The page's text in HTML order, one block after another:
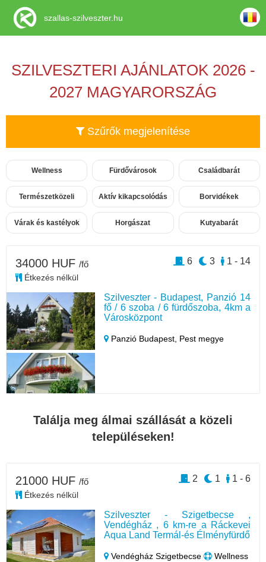
SZILVESZTERI AJÁNLATOK 2026 -
2027 MAGYARORSZÁG
Szűrők megjelenítése
Wellness Fürdővárosok Családbarát
Természetközeli Aktív kikapcsolódás Borvidékek
Várak és kastélyok Horgászat Kutyabarát
Szilveszter - Budapest, Panzió 14
fő / 6 szoba / 6 fürdőszoba, 4km a
Városközpont
Panzió Budapest, Pest megye
34000 HUF /fő
Étkezés nélkül
1 - 14
3
6
Találja meg álmai szállását a közeli
településeken!
Szilveszter - Szigetbecse ,
Vendégház , 6 km-re a Ráckevei
Aqua Land Termál-és Élményfürdő
Vendégház Szigetbecse
Wellness
21000 HUF /fő
Étkezés nélkül
1 - 6
1
2
szallas-szilveszter.hu